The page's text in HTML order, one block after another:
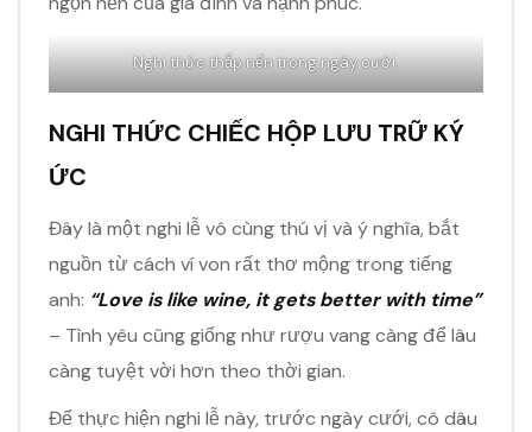
Nghi thức thắp nến trong ngày cưới.
NGHI THỨC CHIẾC HỘP LƯU TRỮ KÝ
ỨC
Đây là một nghi lễ vô cùng thú vị và ý nghĩa, bắt
nguồn từ cách ví von rất thơ mộng trong tiếng
anh: “Love is like wine, it gets better with time”
– Tình yêu cũng giống như rượu vang càng để lâu
càng tuyệt vời hơn theo thời gian.
Để thực hiện nghi lễ này, trước ngày cưới, cô dâu